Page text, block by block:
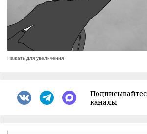
Нажать для увеличения
каналы